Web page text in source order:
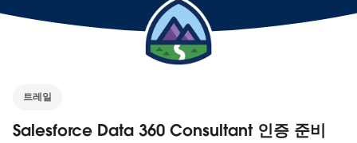
트레일
Salesforce Data 360 Consultant 인증 준비